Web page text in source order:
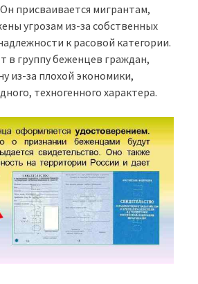
присваивается мигрантам,
угрозам из-за собственных
к расовой категории.
в группу беженцев граждан,
из-за плохой экономики,
техногенного характера.